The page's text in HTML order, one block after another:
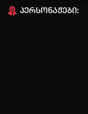
პერსონაჟები: